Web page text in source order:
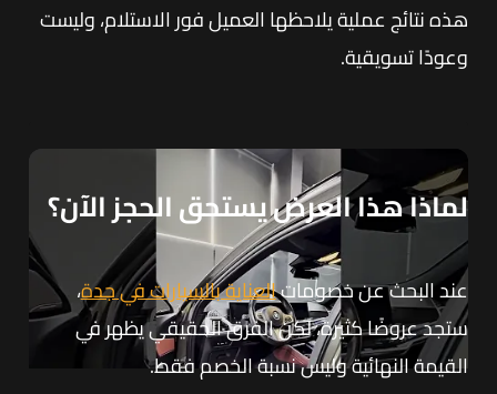
هذه نتائج عملية يلاحظها العميل فور الاستلام، وليست
وعودًا تسويقية.
لماذا هذا العرض يستحق الحجز الآن؟
عند البحث عن خصوماتالعناية بالسيارات في جدة،
ستجد عروضًا كثيرة، لكن الفرق الحقيقي يظهر في
القيمة النهائية وليس نسبة الخصم فقط.